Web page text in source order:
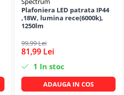
Plafoniera LED patrata IP44
,18W, lumina rece(6000k),
1250lm
99,99 Lei
81,99 Lei
1 In stoc
ADAUGA IN COS